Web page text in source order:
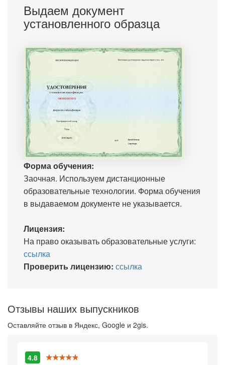
Выдаем документ
установленного образца
Форма обучения:
Заочная. Используем дистанционные
образовательные технологии. Форма обучения
в выдаваемом документе не указывается.
Лицензия:
На право оказывать образовательные услуги:
ссылка
Проверить лицензию: ссылка
Отзывы наших выпускников
Оставляйте отзыв в Яндекс, Google и 2gis.
4.8